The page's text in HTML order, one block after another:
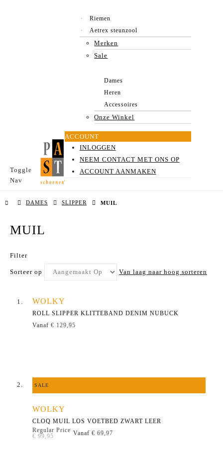
Toggle
Nav
Riemen
Aetrex steunzool
Merken
Sale
Dames
Heren
Accessoires
Onze Winkel
ACCOUNT
INLOGGEN
NEEM CONTACT MET ONS OP
ACCOUNT AANMAKEN
DAMES SLIPPER MUIL
MUIL
Filter
Sorteer op Van laag naar hoog sorteren
WOLKY
ROLL SLIPPER KLITTEBAND DENIM NUBUCK
Vanaf € 129,95
SALE
WOLKY
CLOQ MUIL LOS VOETBED ZWART LEER
Vanaf € 69,97
Regular Price
€ 99,95